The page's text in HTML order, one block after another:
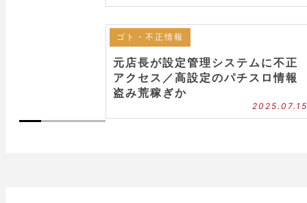
ゴト・不正情報
元店長が設定管理システムに不正
アクセス／高設定のパチスロ情報
盗み荒稼ぎか
2025.07.15